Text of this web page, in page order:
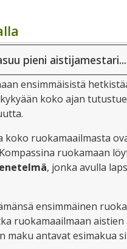
pieni aistijamestari...
ensimmäisistä
koko ajan
koko ruokamaailmasta
ruokamaan
, jonka avulla
ensimmäinen
ruokamaailmaan aistien
maku antavat esimakua